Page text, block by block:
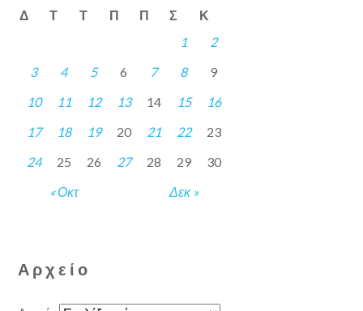
Δ Τ Τ Π Π Σ Κ
« Οκτ Δεκ »
1
2
3
4 5 6 7 8
9
10
11 12 13 14 15
16
17
18 19 20 21 22
23
24
25 26 27 28 29 30
Αρχείο